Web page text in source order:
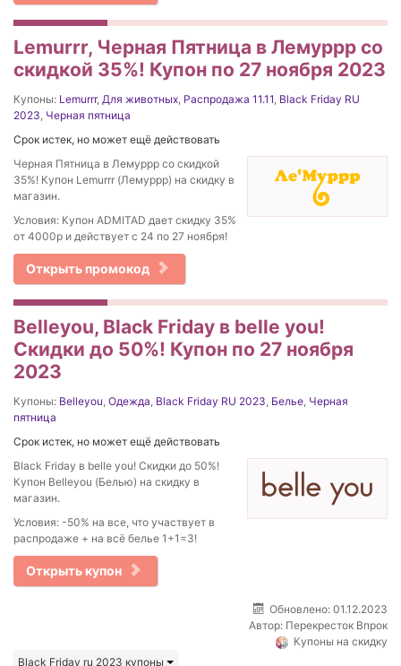
Lemurrr, Черная Пятница в Лемуррр со
скидкой 35%! Купон по 27 ноября 2023
Купоны: Lemurrr, Для животных, Распродажа 11.11, Black Friday RU
2023, Черная пятница
Срок истек, но может ещё действовать
Черная Пятница в Лемуррр со скидкой
35%! Купон Lemurrr (Лемуррр) на скидку в
магазин.
Условия: Купон ADMITAD дает скидку 35%
от 4000р и действует с 24 по 27 ноября!
Открыть промокод
Belleyou, Black Friday в belle you!
Скидки до 50%! Купон по 27 ноября
2023
Купоны: Belleyou, Одежда, Black Friday RU 2023, Белье, Черная
пятница
Срок истек, но может ещё действовать
Black Friday в belle you! Скидки до 50%!
Купон Belleyou (Белью) на скидку в
магазин.
Условия: -50% на все, что участвует в
распродаже + на всё белье 1+1=3!
Открыть купон
Обновлено: 01.12.2023
Автор: Перекресток Впрок
Купоны на скидку
Black Friday ru 2023 купоны